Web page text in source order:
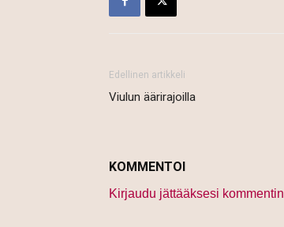
Edellinen artikkeli
Viulun äärirajoilla
KOMMENTOI
Kirjaudu jättääksesi kommentin